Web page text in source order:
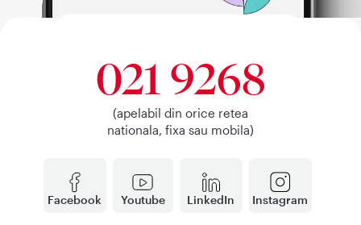
Facebook Youtube LinkedIn Instagram
021 9268
(apelabil din orice retea
nationala, fixa sau mobila)